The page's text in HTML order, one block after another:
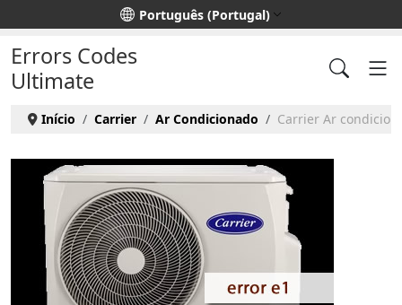
Escolha o seu idioma Português (Portugal)
Errors Codes
Ultimate
Início Carrier Ar Condicionado Carrier Ar